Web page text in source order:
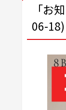
「お
06-18)